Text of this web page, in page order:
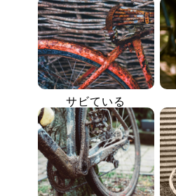
サビている